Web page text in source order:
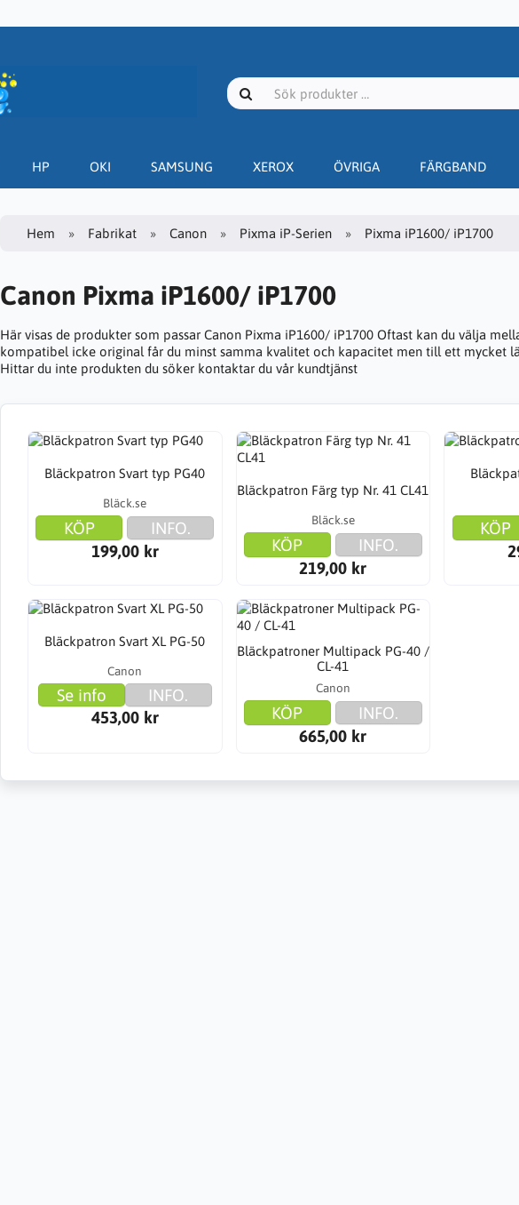
HP OKI SAMSUNG XEROX ÖVRIGA FÄRGBAND
Hem Fabrikat Canon Pixma iP-Serien Pixma iP1600/ iP1700
Canon Pixma iP1600/ iP1700
Här visas de produkter som passar Canon Pixma iP1600/ iP1700 Oftast kan du välja
kompatibel icke original får du minst samma kvalitet och kapacitet men till ett mycket
Hittar du inte produkten du söker kontaktar du vår kundtjänst
Bläckpatron Svart typ PG40
Bläck.se
KÖP
INFO.
199,00 kr
Bläckpatron Färg typ Nr. 41 CL41
Bläck.se
KÖP
INFO.
219,00 kr
KÖP
Bläckpatron Svart XL PG-50
Canon
Se info
INFO.
453,00 kr
Bläckpatroner Multipack PG-40 /
CL-41
Canon
KÖP
INFO.
665,00 kr